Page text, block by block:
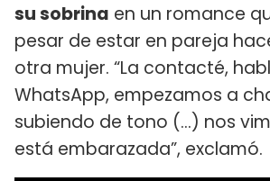
su sobrina en un romance
pesar de estar en pareja
otra mujer. “La contacté,
WhatsApp, empezamos a
subiendo de tono (…) nos
está embarazada”, exclamó.